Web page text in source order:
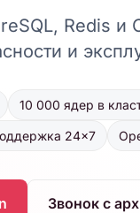
Redis и
и
10 000 ядер в
24×7
Звонок с